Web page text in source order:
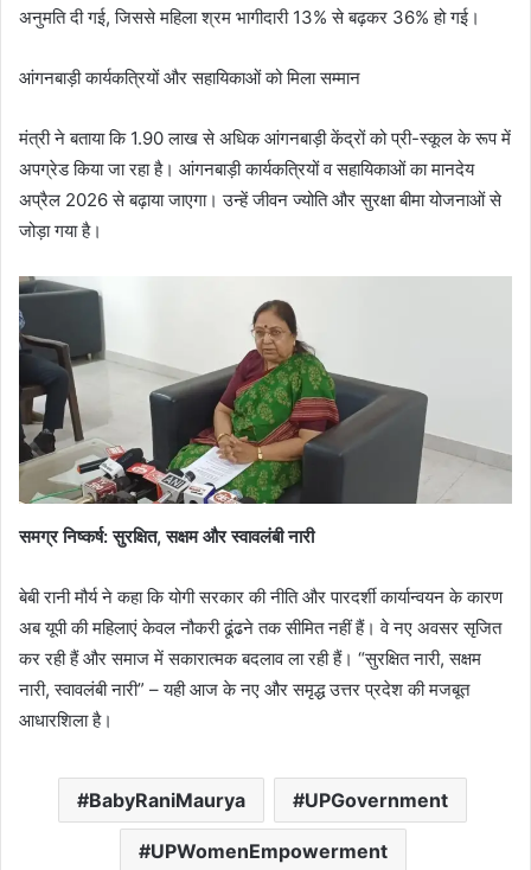
अनुमति दी गई, जिससे महिला श्रम भागीदारी 13% से बढ़कर 36% हो गई।
आंगनबाड़ी कार्यकत्रियों और सहायिकाओं को मिला सम्मान
मंत्री ने बताया कि 1.90 लाख से अधिक आंगनबाड़ी केंद्रों को प्री-स्कूल के रूप में
अपग्रेड किया जा रहा है। आंगनबाड़ी कार्यकत्रियों व सहायिकाओं का मानदेय
अप्रैल 2026 से बढ़ाया जाएगा। उन्हें जीवन ज्योति और सुरक्षा बीमा योजनाओं से
जोड़ा गया है।
समग्र निष्कर्ष: सुरक्षित, सक्षम और स्वावलंबी नारी
बेबी रानी मौर्य ने कहा कि योगी सरकार की नीति और पारदर्शी कार्यान्वयन के कारण
अब यूपी की महिलाएं केवल नौकरी ढूंढने तक सीमित नहीं हैं। वे नए अवसर सृजित
कर रही हैं और समाज में सकारात्मक बदलाव ला रही हैं। “सुरक्षित नारी, सक्षम
नारी, स्वावलंबी नारी” – यही आज के नए और समृद्ध उत्तर प्रदेश की मजबूत
आधारशिला है।
BabyRaniMaurya UPGovernment
UPWomenEmpowerment